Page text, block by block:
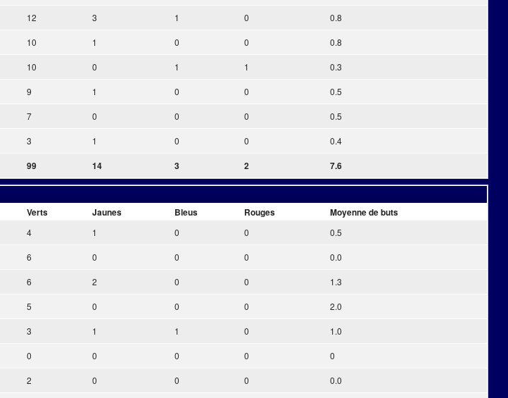
12 3 1 0 0.8
10 1 0 0 0.8
10 0 1 1 0.3
9 1 0 0 0.5
7 0 0 0 0.5
3 1 0 0 0.4
99 14 3 2 7.6
Verts Jaunes Bleus Rouges Moyenne de buts
4 1 0 0 0.5
6 0 0 0 0.0
6 2 0 0 1.3
5 0 0 0 2.0
3 1 1 0 1.0
0 0 0 0 0
2 0 0 0 0.0